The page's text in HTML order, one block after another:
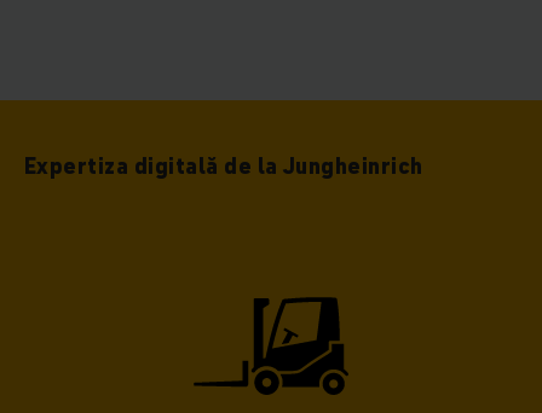
Expertiza digitală de la Jungheinrich